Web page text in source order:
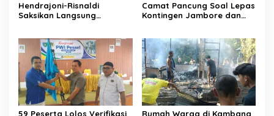
Hendrajoni-Risnaldi
Saksikan Langsung
D’Academy 8 Menggelegar!
Camat Pancung Soal Lepas
Kontingen Jambore dan
59 Peserta Lolos Verifikasi Rumah Warga di Kambang